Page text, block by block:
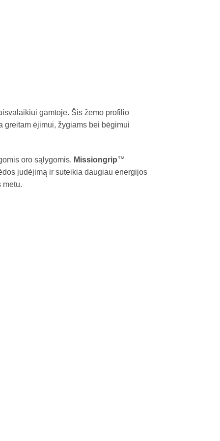
gamtoje. Šis žemo profilio
greitam ėjimui, žygiams bei bėgimui
oro sąlygomis. Missiongrip™
judėjimą ir suteikia daugiau energijos
metu.